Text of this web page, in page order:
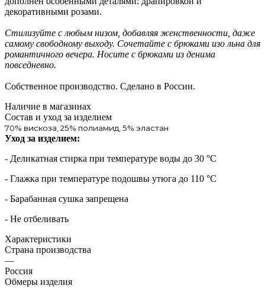
декоративными розами.
Стилизуйте с любым низом, добавляя женственности, даже
самому свободному выходу. Сочетайте с брюками изо льна для
романтичного вечера. Носите с брюками из денима
повседневно.
Собственное производство. Сделано в России.
Наличие в магазинах
Состав и уход за изделием
70% вискоза, 25% полиамид, 5% эластан
Уход за изделием:
- Деликатная стирка при температуре воды до 30 °C
- Глажка при температуре подошвы утюга до 110 °C
- Барабанная сушка запрещена
- Не отбеливать
Характеристики
Страна производства
—
Россия
Обмеры изделия